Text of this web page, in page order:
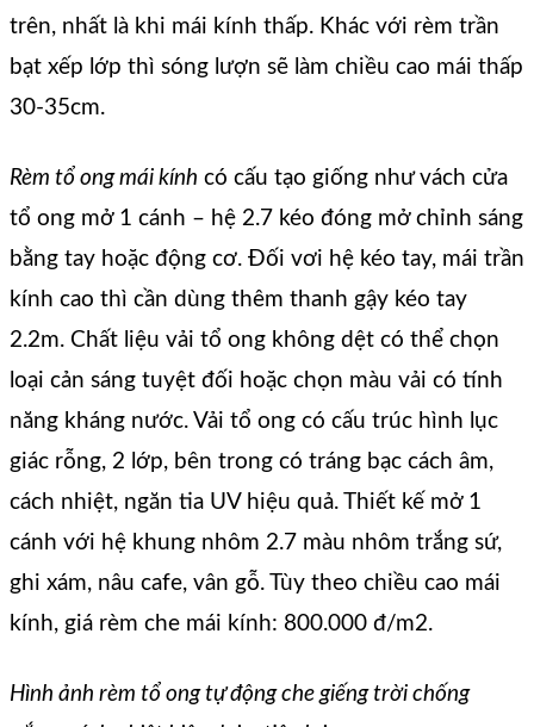
trên, nhất là khi mái kính thấp. Khác với rèm trần
bạt xếp lớp thì sóng lượn sẽ làm chiều cao mái thấp
30-35cm.
Rèm tổ ong mái kính có cấu tạo giống như vách cửa
tổ ong mở 1 cánh – hệ 2.7 kéo đóng mở chỉnh sáng
bằng tay hoặc động cơ. Đối vơi hệ kéo tay, mái trần
kính cao thì cần dùng thêm thanh gậy kéo tay
2.2m. Chất liệu vải tổ ong không dệt có thể chọn
loại cản sáng tuyệt đối hoặc chọn màu vải có tính
năng kháng nước. Vải tổ ong có cấu trúc hình lục
giác rỗng, 2 lớp, bên trong có tráng bạc cách âm,
cách nhiệt, ngăn tia UV hiệu quả. Thiết kế mở 1
cánh với hệ khung nhôm 2.7 màu nhôm trắng sứ,
ghi xám, nâu cafe, vân gỗ. Tùy theo chiều cao mái
kính, giá rèm che mái kính: 800.000 đ/m2.
Hình ảnh rèm tổ ong tự động che giếng trời chống